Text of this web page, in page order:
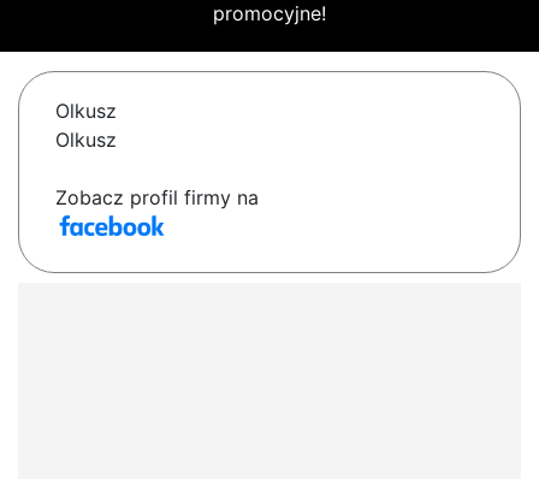
promocyjne!
Olkusz
Olkusz
Zobacz profil firmy na